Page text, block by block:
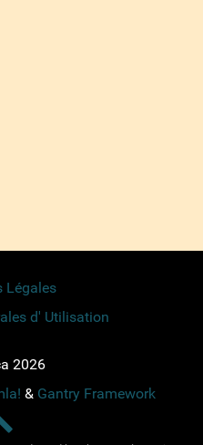
Légales
d' Utilisation
2026
& Gantry Framework